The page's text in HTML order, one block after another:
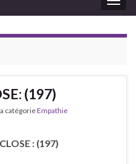
(197)
catégorieEmpathie
: (197)